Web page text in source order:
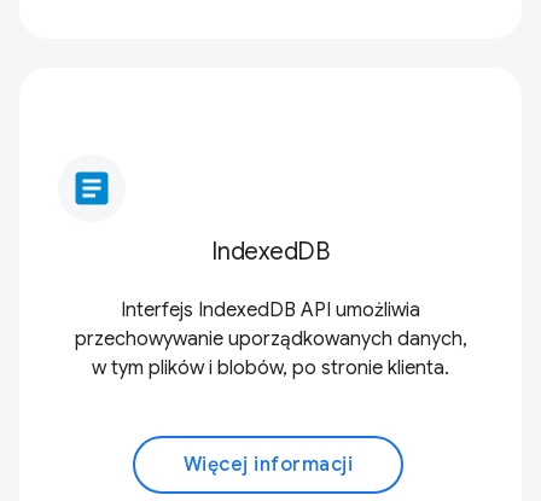
article
IndexedDB
Interfejs IndexedDB API umożliwia
przechowywanie uporządkowanych danych,
w tym plików i blobów, po stronie klienta.
Więcej informacji